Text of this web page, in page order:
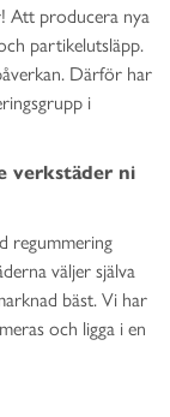
Att producera nya
partikelutsläpp.
Därför har
i
verkstäder ni
regummering
väljer själva
bäst. Vi har
och ligga i en